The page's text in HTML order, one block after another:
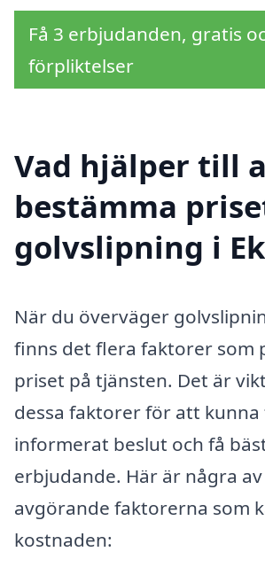
Få 3 erbjudanden, gratis
förpliktelser
Vad hjälper till
bestämma
golvslipning i
När du överväger
finns det flera faktorer som
priset på tjänsten. Det är
dessa faktorer för att
informerat beslut och få
erbjudande. Här är några
avgörande faktorerna som
kostnaden: